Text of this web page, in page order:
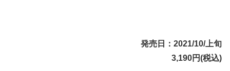
発売日：2021/10/上旬
3,190円(税込)